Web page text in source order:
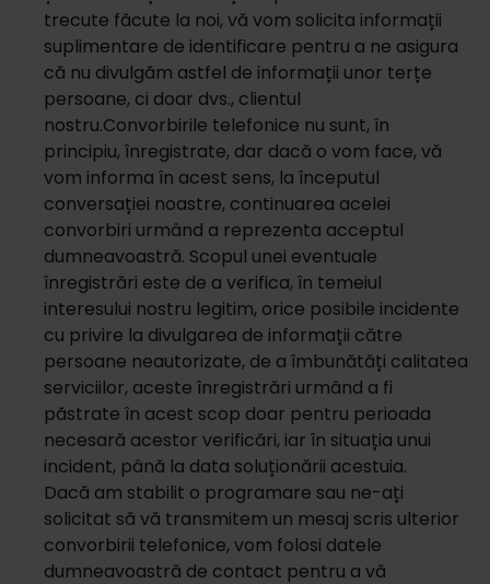
trecute făcute la noi, vă vom solicita informații
suplimentare de identificare pentru a ne asigura
că nu divulgăm astfel de informații unor terțe
persoane, ci doar dvs., clientul
nostru.Convorbirile telefonice nu sunt, în
principiu, înregistrate, dar dacă o vom face, vă
vom informa în acest sens, la începutul
conversației noastre, continuarea acelei
convorbiri urmând a reprezenta acceptul
dumneavoastră. Scopul unei eventuale
înregistrări este de a verifica, în temeiul
interesului nostru legitim, orice posibile incidente
cu privire la divulgarea de informații către
persoane neautorizate, de a îmbunătăți calitatea
serviciilor, aceste înregistrări urmând a fi
păstrate în acest scop doar pentru perioada
necesară acestor verificări, iar în situația unui
incident, până la data soluționării acestuia.
Dacă am stabilit o programare sau ne-ați
solicitat să vă transmitem un mesaj scris ulterior
convorbirii telefonice, vom folosi datele
dumneavoastră de contact pentru a vă